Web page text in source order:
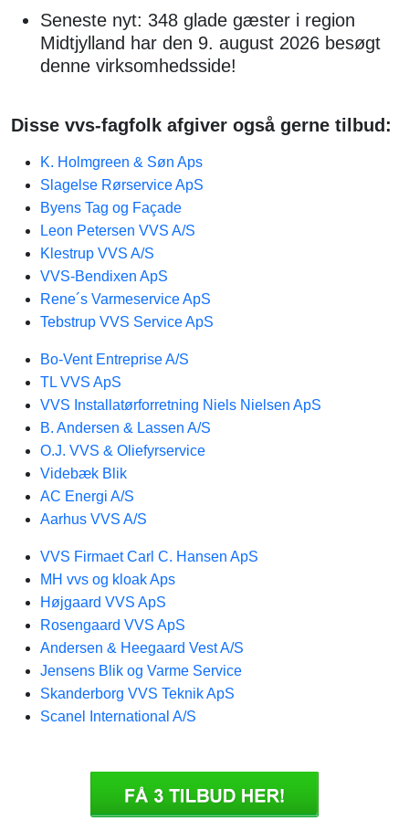
Seneste nyt: 348 glade gæster i region
Midtjylland har den 9. august 2026 besøgt
denne virksomhedsside!
Disse vvs-fagfolk afgiver også gerne tilbud:
K. Holmgreen & Søn Aps
Slagelse Rørservice ApS
Byens Tag og Façade
Leon Petersen VVS A/S
Klestrup VVS A/S
VVS-Bendixen ApS
Rene´s Varmeservice ApS
Tebstrup VVS Service ApS
Bo-Vent Entreprise A/S
TL VVS ApS
VVS Installatørforretning Niels Nielsen ApS
B. Andersen & Lassen A/S
O.J. VVS & Oliefyrservice
Videbæk Blik
AC Energi A/S
Aarhus VVS A/S
VVS Firmaet Carl C. Hansen ApS
MH vvs og kloak Aps
Højgaard VVS ApS
Rosengaard VVS ApS
Andersen & Heegaard Vest A/S
Jensens Blik og Varme Service
Skanderborg VVS Teknik ApS
Scanel International A/S